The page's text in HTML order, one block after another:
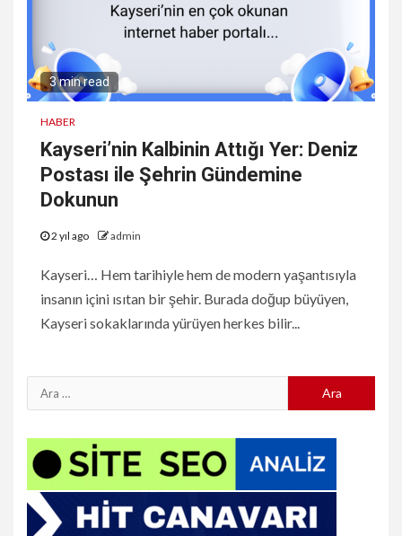
3 min read
HABER
Kayseri’nin Kalbinin Attığı Yer: Deniz
Postası ile Şehrin Gündemine
Dokunun
2 yıl ago admin
Kayseri… Hem tarihiyle hem de modern yaşantısıyla
insanın içini ısıtan bir şehir. Burada doğup büyüyen,
Kayseri sokaklarında yürüyen herkes bilir...
Arama: